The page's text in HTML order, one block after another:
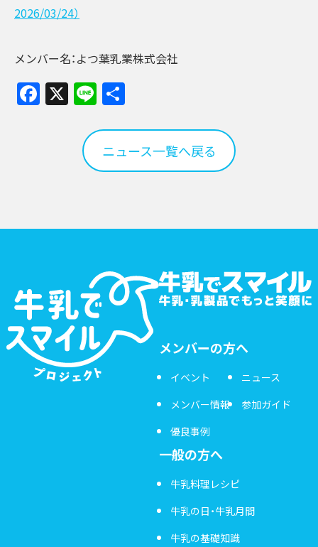
2026/03/24）
メンバー名：よつ葉乳業株式会社
Facebook
X Line
ニュース一覧へ戻る
メンバーの方へ
イベント
メンバー情報
優良事例
ニュース
参加ガイド
一般の方へ
牛乳料理レシピ
牛乳の日・牛乳月間
牛乳の基礎知識